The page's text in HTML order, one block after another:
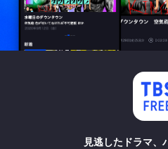
見逃したドラマ、